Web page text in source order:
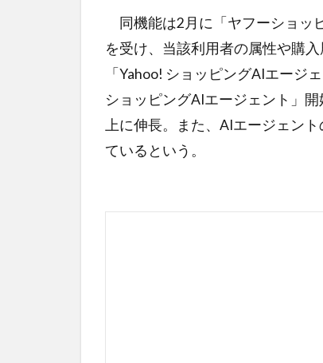
同機能は2月に「ヤフーショッ
を受け、当該利用者の属性や購
「Yahoo! ショッピングAIエージ
ショッピングAIエージェント」
上に伸長。また、AIエージェン
ているという。